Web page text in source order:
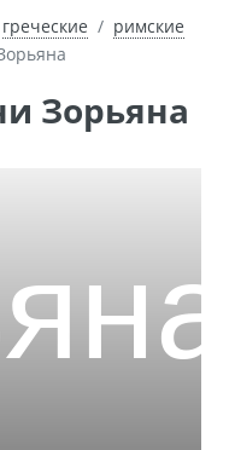
греческие
римские
Зорьяна